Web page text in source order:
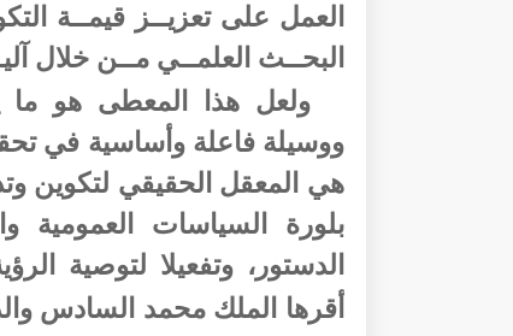
العمل على تعزيــز قيمــة
البحــث العلمــي مــن خلال
ولعل هذا المعطى هو ما
ووسيلة فاعلة وأساسية في
هي المعقل الحقيقي لتكوين
بلورة السياسات العمومية
الدستور، وتفعيلا لتوصية الرؤية
أقرها الملك محمد السادس